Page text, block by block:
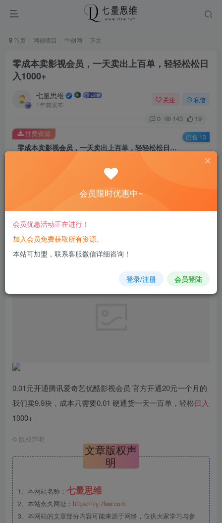
首页 网创项目 中创网 正文
零成本卖影视会员，一天卖出上百单，轻轻松松日
入1000+
七量思维
1年前发布
关注 私信
0 143 19
零成本卖影视会员，一天卖出上百单，轻轻松松日入1000+
8.8
免费
您当前未登录！建议登陆后购买，可保存购买订单
付费资源 已售 13
0.01元开通腾讯爱奇艺优酷影视会员 官方开通20元一个月的
我们卖9.9块，成本只需要0.01 硬通货一天一百单，轻松日入
1000+
© 版权声明
文章版权声
明
1、本网站名称： 七量思维
2、本站永久网址： https://zy.7lsw.com
3、本网站的文章部分内容可能来源于网络，仅供大家学习与参
会员限时优惠中~
会员优惠活动正在进行！
加入会员免费获取所有资源。
本站可加盟，联系客服微信详细咨询！
登录/注册 会员登陆